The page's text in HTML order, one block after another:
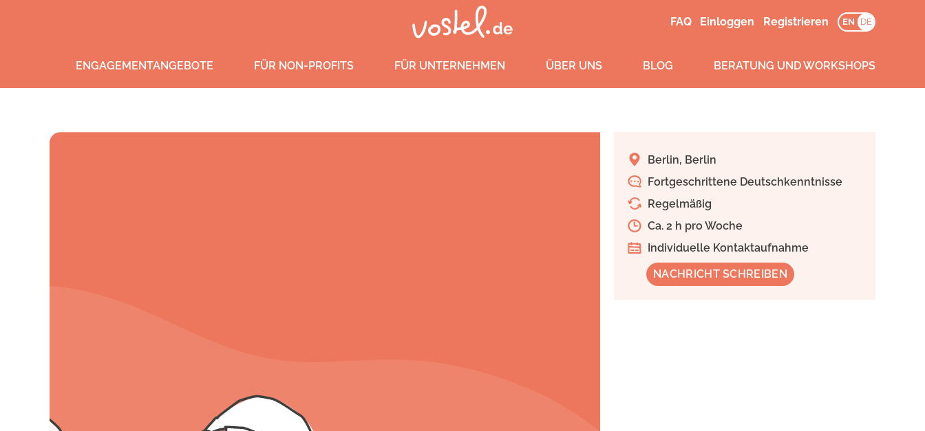
FAQ Einloggen Registrieren EN DE
ENGAGEMENTANGEBOTE FÜR NON-PROFITS FÜR UNTERNEHMEN ÜBER UNS BLOG BERATUNG UND WORKSHOPS
Berlin, Berlin
Fortgeschrittene Deutschkenntnisse
Regelmäßig
Ca. 2 h pro Woche
Individuelle Kontaktaufnahme
NACHRICHT SCHREIBEN